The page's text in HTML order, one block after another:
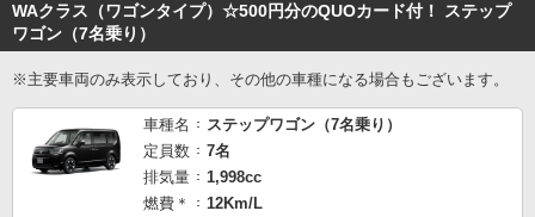
WAクラス（ワゴンタイプ）☆500円分のQUOカード付！ ステップ
ワゴン（7名乗り）
※主要車両のみ表示しており、その他の車種になる場合もございます。
車種名
ステップワゴン（7名乗り）
定員数
7名
排気量
1,998cc
燃費＊
12Km/L